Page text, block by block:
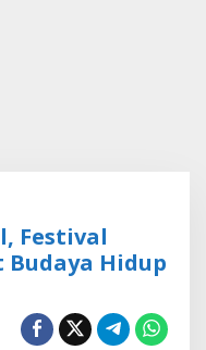
Festival
Budaya Hidup